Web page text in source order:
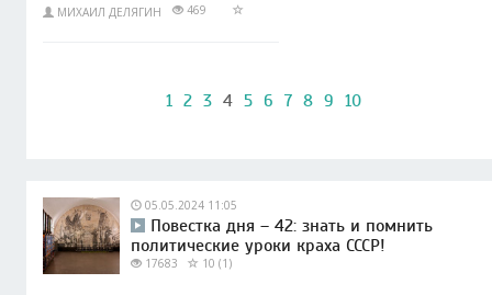
МИХАИЛ ДЕЛЯГИН 469
1 2 3 4 5 6 7 8 9 10
05.05.2024 11:05
Повестка дня – 42: знать и помнить
политические уроки краха СССР!
17683 10 (1)